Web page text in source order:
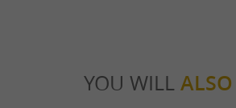
YOU WILL ALSO